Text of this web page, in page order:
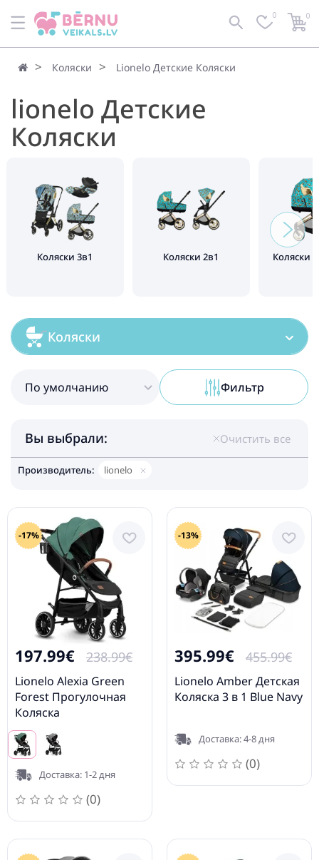
По умолчанию Фильтр 0 0
Коляски Lionelo Детские Коляски
lionelo Детские
Коляски
Коляски 3в1 Коляски 2в1 Коляски
Коляски
Вы выбрали:
Производитель: lionelo
Очистить все
По умолчанию Фильтр
-17%
197.99€ 238.99€
Lionelo Alexia Green
Forest Прогулочная
Коляска
Доставка: 1-2 дня
(0)
-13%
395.99€ 455.99€
Lionelo Amber Детская
Коляска 3 в 1 Blue Navy
Доставка: 4-8 дня
(0)